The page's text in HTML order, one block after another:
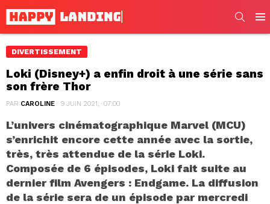
DIVERTISSEMENT
Loki (Disney+) a enfin droit à une série sans
son frère Thor
PAR CAROLINE 9 JUIN 2021, · 07:00
L’univers cinématographique Marvel (MCU)
s’enrichit encore cette année avec la sortie,
très, très attendue de la série Loki.
Composée de 6 épisodes, Loki fait suite au
dernier film Avengers : Endgame. La diffusion
de la série sera de un épisode par mercredi